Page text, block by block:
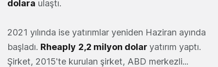
dolara ulaştı.
2021 yılında ise yatırımlar yeniden Haziran ayında
başladı. Rheaply 2,2 milyon dolar yatırım yaptı.
Şirket, 2015'te kurulan şirket, ABD merkezli...